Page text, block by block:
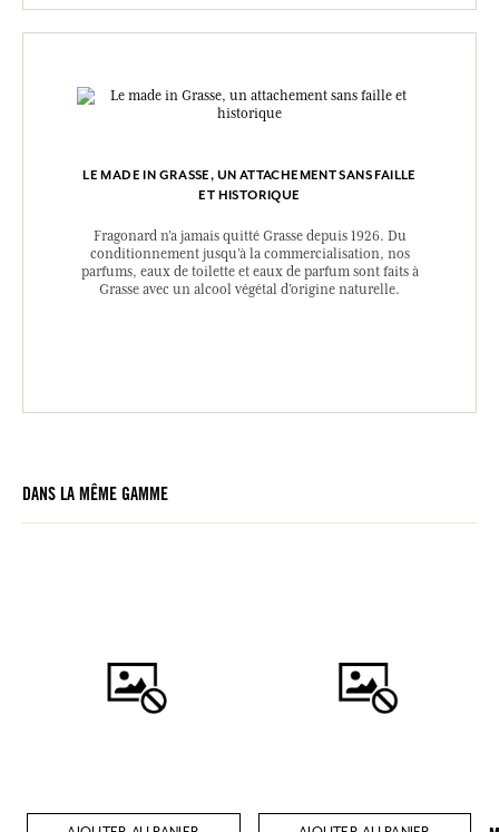
LE MADE IN GRASSE, UN ATTACHEMENT SANS FAILLE
ET HISTORIQUE
Fragonard n’a jamais quitté Grasse depuis 1926. Du
conditionnement jusqu’à la commercialisation, nos
parfums, eaux de toilette et eaux de parfum sont faits à
Grasse avec un alcool végétal d’origine naturelle.
DANS LA MÊME GAMME